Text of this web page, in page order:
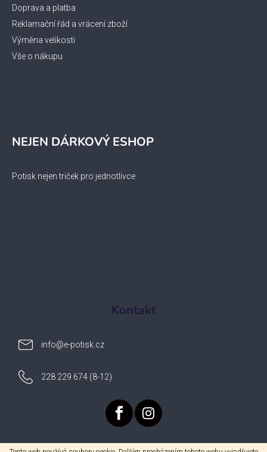
Doprava a platba
Reklamační řád a vrácení zboží
Výměna velikosti
Vše o nákupu
NEJEN DÁRKOVÝ ESHOP
Potisk nejen triček pro jednotlivce
Kontakt
info@e-potisk.cz
228 229 674 (8-12)